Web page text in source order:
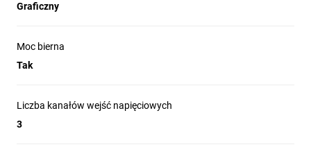
danych.
Graficzny
Moc bierna
Tak
Liczba kanałów wejść napięciowych
3